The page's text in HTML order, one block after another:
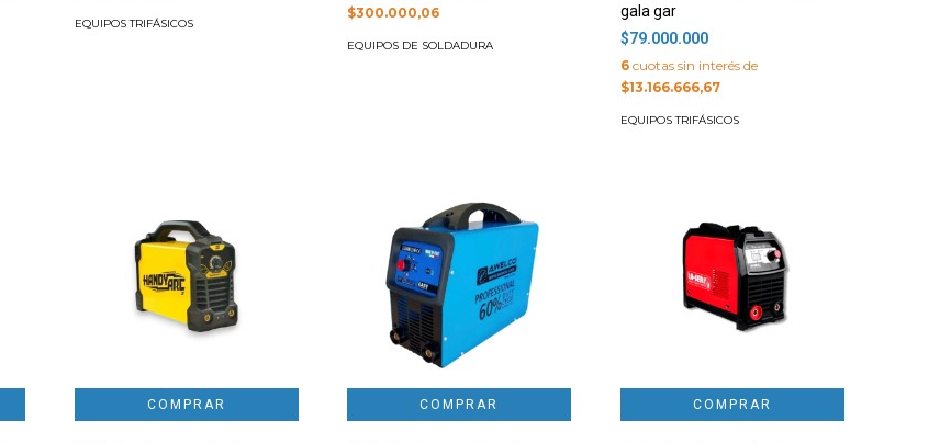
EQUIPOS TRIFÁSICOS
$300.000,06
EQUIPOS DE SOLDADURA
gala gar
$79.000.000
6 cuotas sin interés de
$13.166.666,67
EQUIPOS TRIFÁSICOS